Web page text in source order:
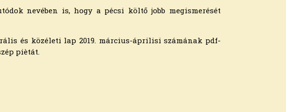
nevében is, hogy a pécsi költő jobb megismerését
és közéleti lap 2019. március-áprilisi számának pdf-
piètát.